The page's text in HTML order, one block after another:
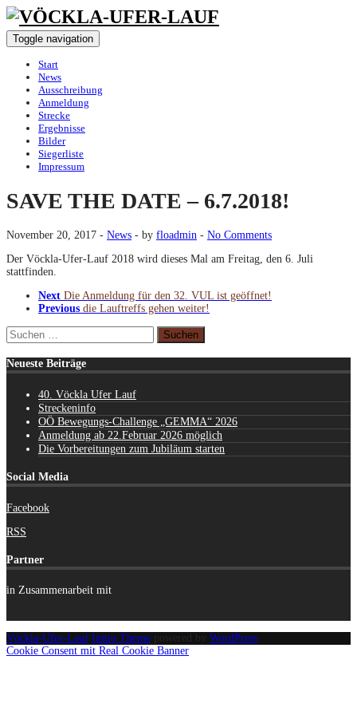
Toggle navigation
Start
News
Ausschreibung
Anmeldung
Strecke
Ergebnisse
Bilder
Siegerliste
Impressum
SAVE THE DATE – 6.7.2018!
November 20, 2017 - News - by floadmin - No Comments
Der Vöckla-Ufer-Lauf 2018 wird dieses Mal am Freitag, den 6. Juli
stattfinden.
Next Die Anmeldung für den 32. VUL ist geöffnet!
Previous die Lauftreffs gehen weiter!
Suchen
nach:
Neueste Beiträge
40. Vöckla Ufer Lauf
Streckeninfo
OÖ Bewegungs-Challenge „GEMMA“ 2026
Anmeldung ab 22.Februar 2026 möglich
Die Vorbereitungen zum Jubiläum starten
Social Media
Facebook
RSS
Partner
in Zusammenarbeit mit
Vöckla-Ufer-Lauf Initio Theme
WordPress
Cookie Consent mit Real Cookie Banner